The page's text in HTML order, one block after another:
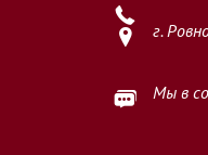
г.
Мы в